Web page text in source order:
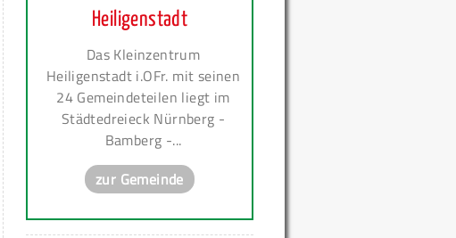
Heiligenstadt
Das Kleinzentrum
Heiligenstadt i.OFr. mit seinen
24 Gemeindeteilen liegt im
Städtedreieck Nürnberg -
Bamberg -...
zur Gemeinde